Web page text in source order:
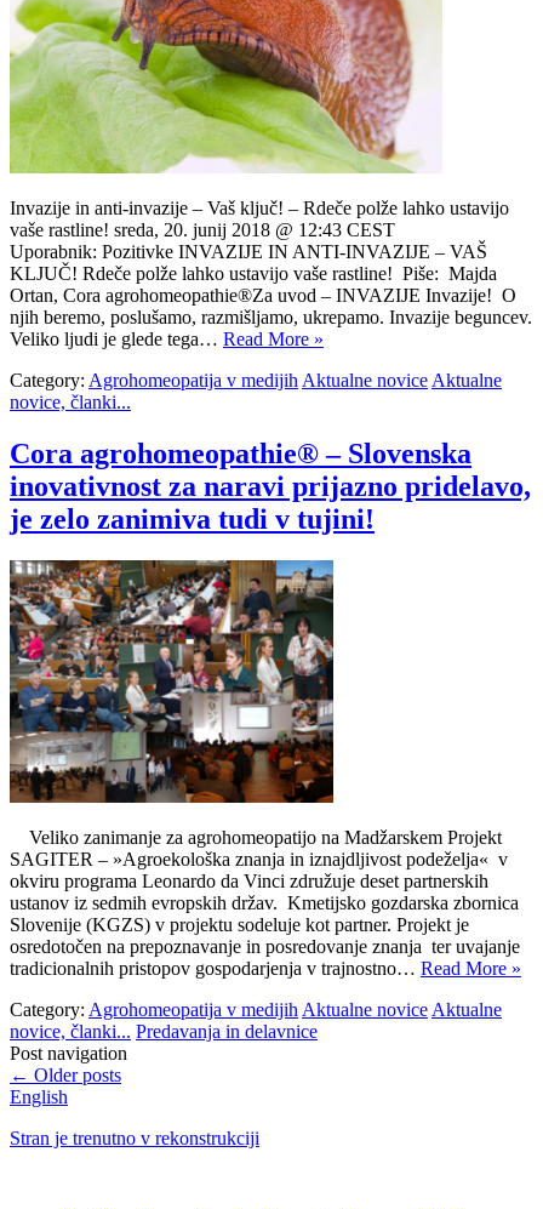
Invazije in anti-invazije – Vaš ključ! – Rdeče polže lahko ustavijo
vaše rastline! sreda, 20. junij 2018 @ 12:43 CEST
Uporabnik: Pozitivke INVAZIJE IN ANTI-INVAZIJE – VAŠ
KLJUČ! Rdeče polže lahko ustavijo vaše rastline! Piše: Majda
Ortan, Cora agrohomeopathie®Za uvod – INVAZIJE Invazije! O
njih beremo, poslušamo, razmišljamo, ukrepamo. Invazije beguncev.
Veliko ljudi je glede tega… Read More »
Category: Agrohomeopatija v medijih Aktualne novice Aktualne
novice, članki...
Cora agrohomeopathie® – Slovenska
inovativnost za naravi prijazno pridelavo,
je zelo zanimiva tudi v tujini!
Veliko zanimanje za agrohomeopatijo na Madžarskem Projekt
SAGITER – »Agroekološka znanja in iznajdljivost podeželja« v
okviru programa Leonardo da Vinci združuje deset partnerskih
ustanov iz sedmih evropskih držav. Kmetijsko gozdarska zbornica
Slovenije (KGZS) v projektu sodeluje kot partner. Projekt je
osredotočen na prepoznavanje in posredovanje znanja ter uvajanje
tradicionalnih pristopov gospodarjenja v trajnostno… Read More »
Category: Agrohomeopatija v medijih Aktualne novice Aktualne
novice, članki... Predavanja in delavnice
Post navigation
← Older posts
English
Stran je trenutno v rekonstrukciji